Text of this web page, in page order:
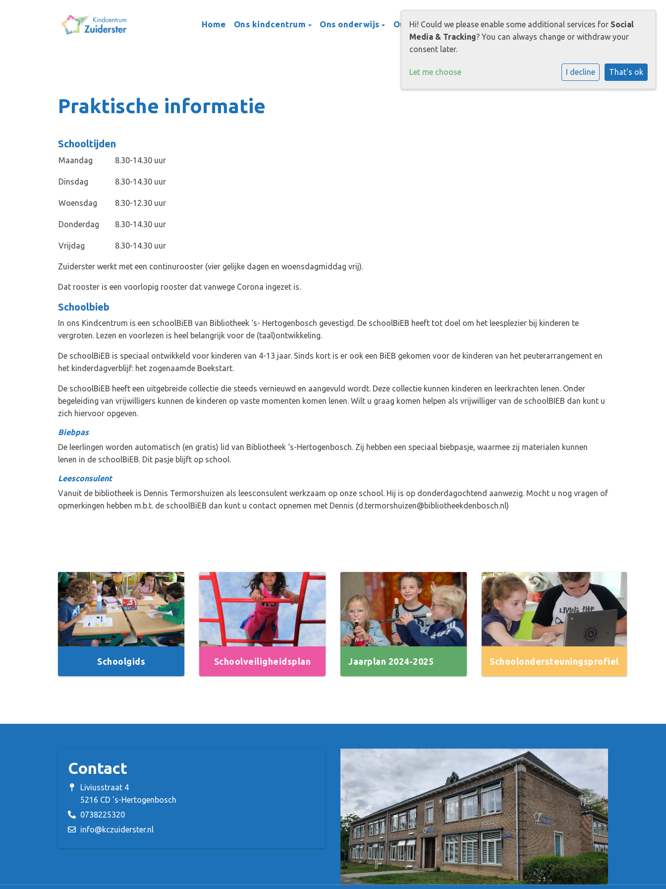
Home Ons kindcentrum Ons onderwijs Ouders Praktische informatie
Praktische informatie
Schooltijden
Maandag 8.30-14.30 uur
Dinsdag 8.30-14.30 uur
Woensdag 8.30-12.30 uur
Donderdag 8.30-14.30 uur
Vrijdag 8.30-14.30 uur
Zuiderster werkt met een continurooster (vier gelijke dagen en woensdagmiddag vrij).
Dat rooster is een voorlopig rooster dat vanwege Corona ingezet is.
Schoolbieb
In ons Kindcentrum is een schoolBiEB van Bibliotheek ‘s- Hertogenbosch gevestigd. De schoolBiEB heeft tot doel om het leesplezier bij kinderen te
vergroten. Lezen en voorlezen is heel belangrijk voor de (taal)ontwikkeling.
De schoolBiEB is speciaal ontwikkeld voor kinderen van 4-13 jaar. Sinds kort is er ook een BiEB gekomen voor de kinderen van het peuterarrangement en
het kinderdagverblijf: het zogenaamde Boekstart.
De schoolBiEB heeft een uitgebreide collectie die steeds vernieuwd en aangevuld wordt. Deze collectie kunnen kinderen en leerkrachten lenen. Onder
begeleiding van vrijwilligers kunnen de kinderen op vaste momenten komen lenen. Wilt u graag komen helpen als vrijwilliger van de schoolBIEB dan kunt u
zich hiervoor opgeven.
Biebpas
De leerlingen worden automatisch (en gratis) lid van Bibliotheek ‘s-Hertogenbosch. Zij hebben een speciaal biebpasje, waarmee zij materialen kunnen
lenen in de schoolBiEB. Dit pasje blijft op school.
Leesconsulent
Vanuit de bibliotheek is Dennis Termorshuizen als leesconsulent werkzaam op onze school. Hij is op donderdagochtend aanwezig. Mocht u nog vragen of
opmerkingen hebben m.b.t. de schoolBiEB dan kunt u contact opnemen met Dennis (d.termorshuizen@bibliotheekdenbosch.nl)
Schoolgids Schoolveiligheidsplan Jaarplan 2024-2025 Schoolondersteuningsprofiel
Contact
Liviusstraat 4
5216 CD 's-Hertogenbosch
0738225320
info@kczuiderster.nl
Hi! Could we please enable some additional services for Social
Media & Tracking? You can always change or withdraw your
consent later.
Let me choose I decline That's ok